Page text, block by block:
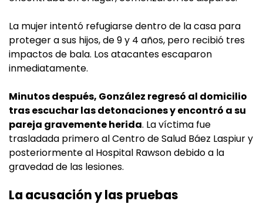
La mujer intentó refugiarse dentro de la casa para
proteger a sus hijos, de 9 y 4 años, pero recibió tres
impactos de bala. Los atacantes escaparon
inmediatamente.
Minutos después, González regresó al domicilio
tras escuchar las detonaciones y encontró a su
pareja gravemente herida. La víctima fue
trasladada primero al Centro de Salud Báez Laspiur y
posteriormente al Hospital Rawson debido a la
gravedad de las lesiones.
La acusación y las pruebas